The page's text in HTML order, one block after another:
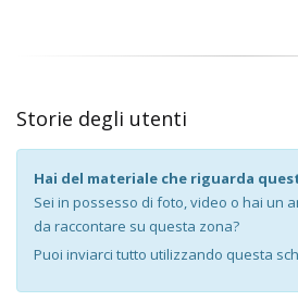
Storie degli utenti
Hai del materiale che riguarda
Sei in possesso di foto, video o hai un
da raccontare su questa zona?
Puoi inviarci tutto utilizzando questa